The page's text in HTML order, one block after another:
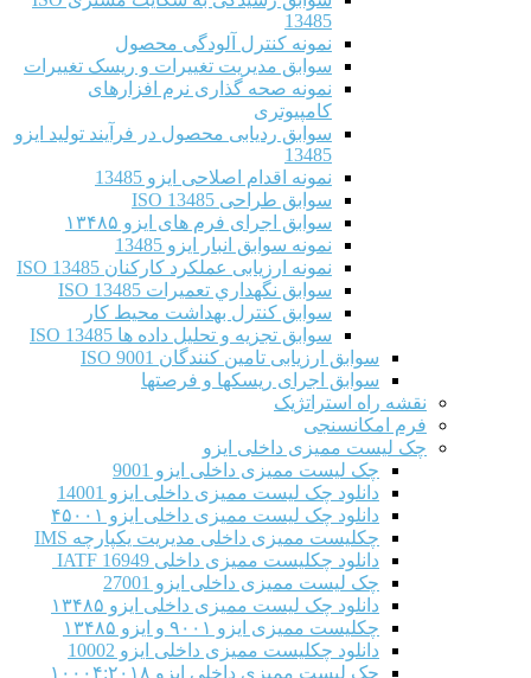
13485
نمونه کنترل آلودگی محصول
سوابق مدیریت تغییرات و ریسک تغییرات
نمونه صحه گذاری نرم افزارهای
کامپیوتری
سوابق ردیابی محصول در فرآیند تولید ایزو
13485
نمونه اقدام اصلاحی ایزو 13485
سوابق طراحی ISO 13485
سوابق اجرای فرم های ایزو ۱۳۴۸۵
نمونه سوابق انبار ایزو 13485
نمونه ارزیابی عملکرد کارکنان ISO 13485
سوابق نگهداري تعميرات ISO 13485
سوابق کنترل بهداشت محیط کار
سوابق تجزیه و تحلیل داده ها ISO 13485
سوابق ارزیابی تامین کنندگان ISO 9001
سوابق اجرای ریسکها و فرصتها
نقشه راه استراتژیک
فرم امکانسنجی
چک لیست ممیزی داخلی ایزو
چک لیست ممیزی داخلی ایزو 9001
دانلود چک لیست ممیزی داخلی ایزو 14001
دانلود چک لیست ممیزی داخلی ایزو ۴۵۰۰۱
چکلیست ممیزی داخلی مدیریت یکپارچه IMS
دانلود چکلیست ممیزی داخلی IATF 16949
چک لیست ممیزی داخلی ایزو 27001
دانلود چک لیست ممیزی داخلی ایزو ۱۳۴۸۵
چکلیست ممیزی ایزو ۹۰۰۱ و ایزو ۱۳۴۸۵
دانلود چکلیست ممیزی داخلی ایزو 10002
چک لیست ممیزی داخلی ایزو ۱۰۰۰۴:۲۰۱۸